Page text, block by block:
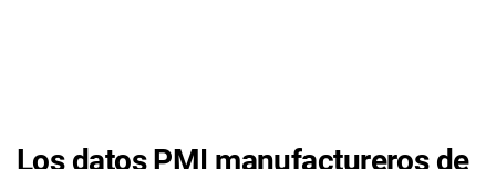
Los datos PMI manufactureros de